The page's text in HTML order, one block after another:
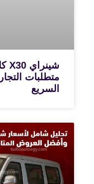
متطلبات
السريع